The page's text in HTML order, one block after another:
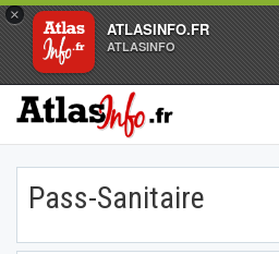
×
ATLASINFO.FR
ATLASINFO
Pass-Sanitaire